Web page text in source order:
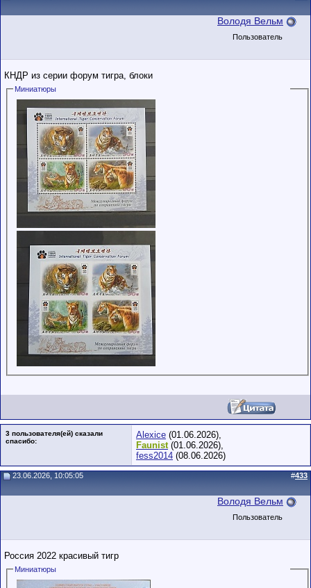
Володя Вельм
Пользователь
КНДР из серии форум тигра, блоки
Миниатюры
3 пользователя(ей) сказали
cпасибо:
Alexice (01.06.2026),
Faunist(01.06.2026),
fess2014 (08.06.2026)
23.06.2026, 10:05:05 #433
Володя Вельм
Пользователь
Россия 2022 красивый тигр
Миниатюры